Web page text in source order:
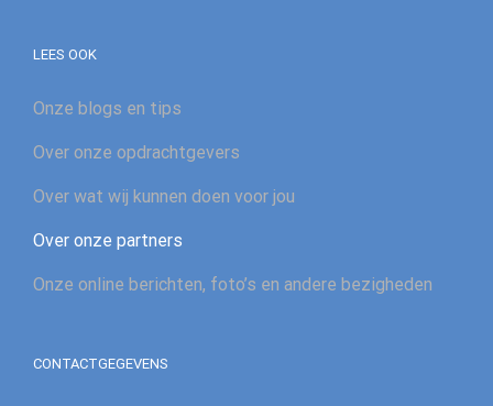
LEES OOK
Onze blogs en tips
Over onze opdrachtgevers
Over wat wij kunnen doen voor jou
Over onze partners
Onze online berichten, foto’s en andere bezigheden
CONTACTGEGEVENS